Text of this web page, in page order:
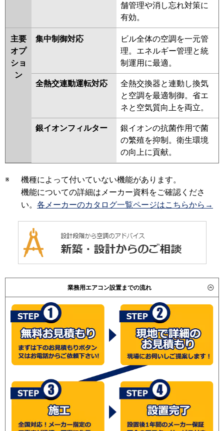
舗管理や消し忘れ対策に
有効。
主要
オプ
ショ
ン
集中制御対応
ビル全体の空調を一元管
理。エネルギー管理と統
制運用に最適。
全熱交連動運転対応
全熱交換器と連動し換気
と空調を最適制御。省エ
ネと空気質向上を両立。
銀イオンフィルター
銀イオンの抗菌作用で菌
の繁殖を抑制。衛生環境
の向上に貢献。
※
機種によって付いていない機能があります。
機能についての詳細はメーカー資料をご確認くださ
い。 各メーカーのカタログ一覧ページはこちらから→
業務用エアコン設置までの流れ